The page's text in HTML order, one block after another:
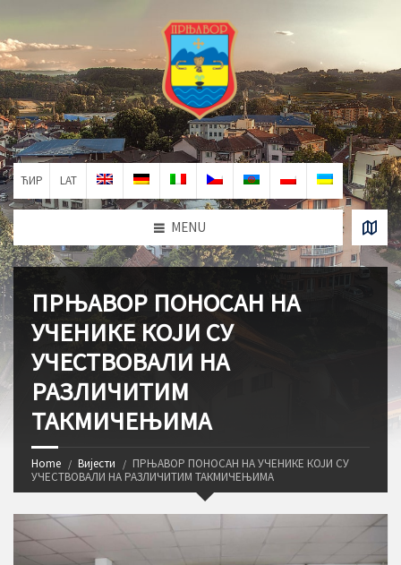
ЋИР LAT
MENU
ПРЊАВОР ПОНОСАН НА
УЧЕНИКЕ КОЈИ СУ
УЧЕСТВОВАЛИ НА
РАЗЛИЧИТИМ
ТАКМИЧЕЊИМА
Home Вијести
ПРЊАВОР ПОНОСАН НА УЧЕНИКЕ КОЈИ СУ
УЧЕСТВОВАЛИ НА РАЗЛИЧИТИМ ТАКМИЧЕЊИМА